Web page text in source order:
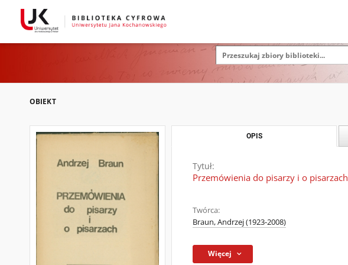
OBIEKT
OPIS
Tytuł:
Przemówienia do pisarzy i o pisarzach
Twórca:
Braun, Andrzej (1923-2008)
Więcej